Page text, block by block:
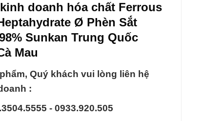
doanh hóa chất Ferrous
Ø Phèn Sắt
Sunkan Trung Quốc
Mau
Quý khách vui lòng liên hệ
:
- 0933.920.505